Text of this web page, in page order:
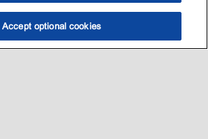
选油助手 查找门店
Accept optional cookies